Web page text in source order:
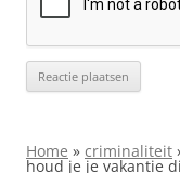
Home » criminaliteit
houd je je vakantie